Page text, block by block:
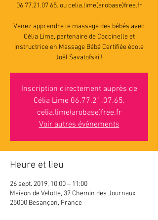
06.77.21.07.65. ou celia.lime(arobase)free.fr
Venez apprendre le massage des bébés avec
Célia Lime, partenaire de Coccinelle et
instructrice en Massage Bébé Certifiée école
Joël Savatofski !
Inscription directement auprès de
Célia Lime 06.77.21.07.65.
celia.lime(arobase)free.fr
Voir autres événements
Heure et lieu
26 sept. 2019, 10:00 – 11:00
Maison de Velotte, 37 Chemin des Journaux,
25000 Besançon, France